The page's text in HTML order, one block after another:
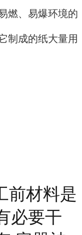
燃、易爆环境的
制成的纸大量用
前材料是
必要干